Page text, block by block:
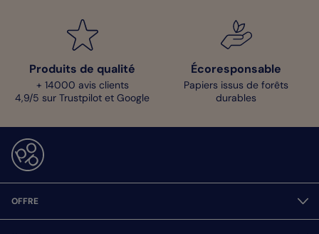
Produits de qualité
+ 14000 avis clients
4,9/5 sur Trustpilot et Google
Écoresponsable
Papiers issus de forêts
durables
OFFRE